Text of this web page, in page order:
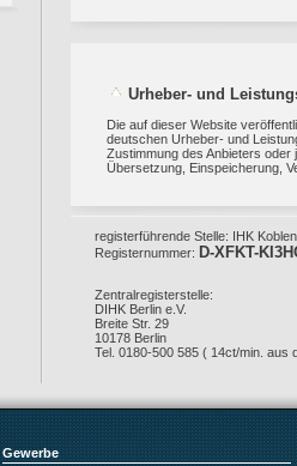
Urheber- und
Die auf dieser Website
deutschen Urheber- und
Zustimmung des Anbieters oder
Übersetzung, Einspeicherung,
registerführende Stelle: IHK
Registernummer: D-XFKT-
Zentralregisterstelle:
DIHK Berlin e.V.
Breite Str. 29
10178 Berlin
Tel. 0180-500 585 ( 14ct/min. aus
Gewerbe